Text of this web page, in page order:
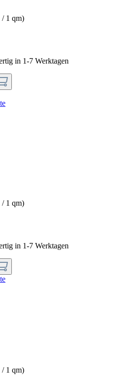
1 qm)
in 1-7 Werktagen
1 qm)
in 1-7 Werktagen
1 qm)